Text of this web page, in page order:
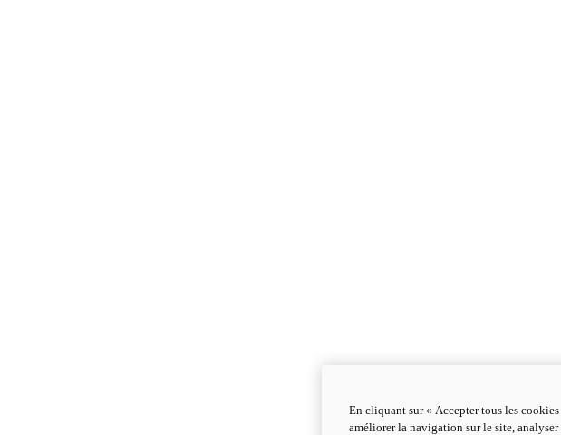
En cliquant sur « Accepter tous les
améliorer la navigation sur le site,